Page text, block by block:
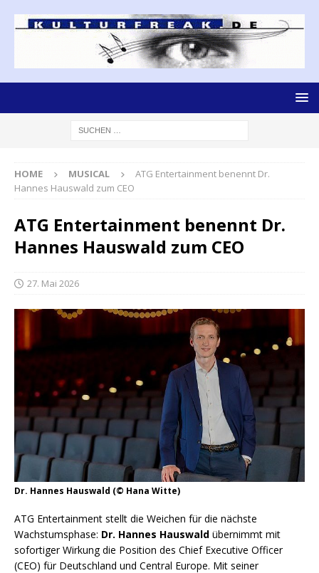
HOME MUSICAL
ATG Entertainment benennt Dr.
Hannes Hauswald zum CEO
ATG Entertainment benennt Dr.
Hannes Hauswald zum CEO
27. Mai 2026
Dr. Hannes Hauswald (© Hana Witte)
ATG Entertainment stellt die Weichen für die nächste
Wachstumsphase: Dr. Hannes Hauswald übernimmt mit
sofortiger Wirkung die Position des Chief Executive Officer
(CEO) für Deutschland und Central Europe. Mit seiner